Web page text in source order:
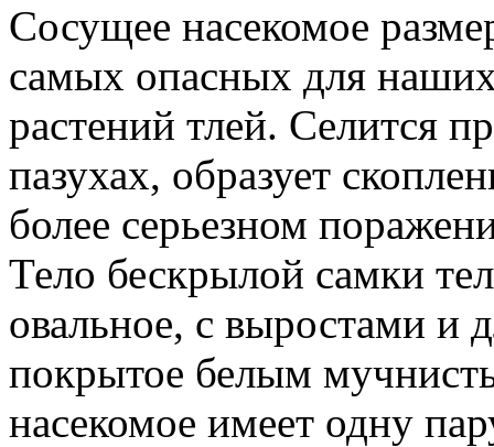
Сосущее насекомое
самых опасных для
растений тлей. Селится
пазухах, образует
более серьезном
Тело бескрылой самки
овальное, с выростами
покрытое белым
насекомое имеет одну